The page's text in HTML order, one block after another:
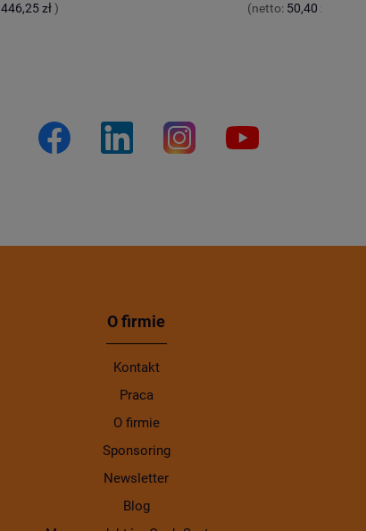
446,25 zł) (netto: 50,40 zł
O firmie
Kontakt
Praca
O firmie
Sponsoring
Newsletter
Blog